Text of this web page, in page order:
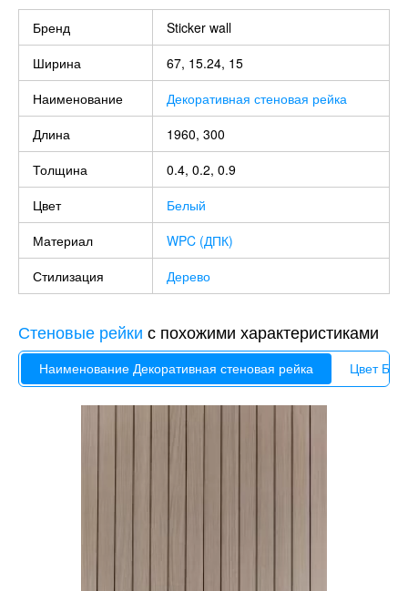
Бренд
Sticker wall
Ширина
67, 15.24, 15
Наименование
Декоративная стеновая рейка
Длина
1960, 300
Толщина
0.4, 0.2, 0.9
Цвет
Белый
Материал
WPC (ДПК)
Стилизация
Дерево
Стеновые рейки с похожими характеристиками
Наименование Декоративная стеновая рейка Цвет